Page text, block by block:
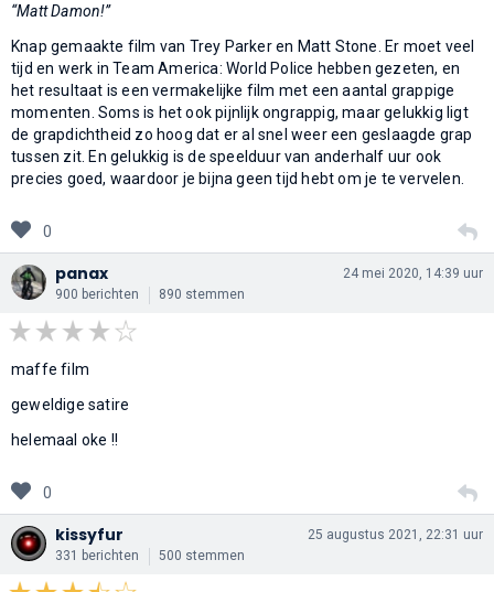
“Matt Damon!”
Knap gemaakte film van Trey Parker en Matt Stone. Er moet veel
tijd en werk in Team America: World Police hebben gezeten, en
het resultaat is een vermakelijke film met een aantal grappige
momenten. Soms is het ook pijnlijk ongrappig, maar gelukkig ligt
de grapdichtheid zo hoog dat er al snel weer een geslaagde grap
tussen zit. En gelukkig is de speelduur van anderhalf uur ook
precies goed, waardoor je bijna geen tijd hebt om je te vervelen.
0
panax
900 berichten 890 stemmen
24 mei 2020, 14:39 uur
maffe film
geweldige satire
helemaal oke !!
0
kissyfur
331 berichten 500 stemmen
25 augustus 2021, 22:31 uur